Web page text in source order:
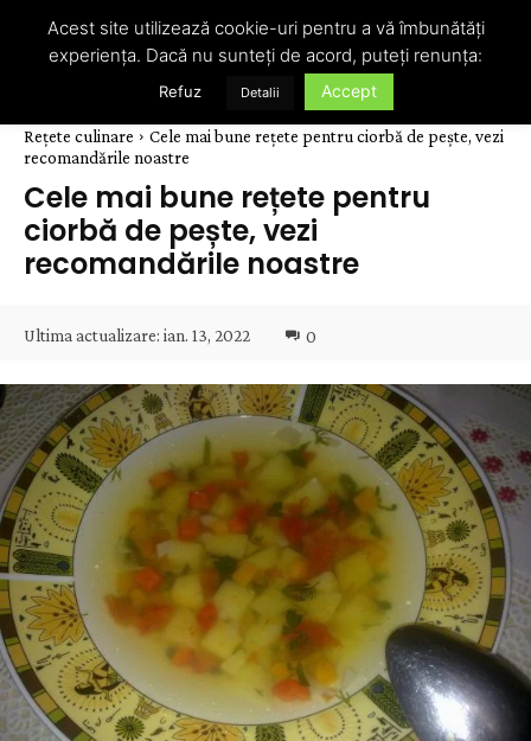
Rețete culinare
Cele mai bune rețete pentru ciorbă de pește, vezi
recomandările noastre
Cele mai bune rețete pentru
ciorbă de pește, vezi
recomandările noastre
Ultima actualizare: ian. 13, 2022 0
Acest site utilizează cookie-uri pentru a vă îmbunătăți
experiența. Dacă nu sunteți de acord, puteți renunța:
Refuz Detalii Accept